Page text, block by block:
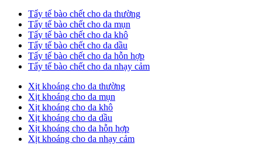
Tẩy tế bào chết cho da thường
Tẩy tế bào chết cho da mụn
Tẩy tế bào chết cho da khô
Tẩy tế bào chết cho da dầu
Tẩy tế bào chết cho da hỗn hợp
Tẩy tế bào chết cho da nhạy cảm
Xịt khoáng cho da thường
Xịt khoáng cho da mụn
Xịt khoáng cho da khô
Xịt khoáng cho da dầu
Xịt khoáng cho da hỗn hợp
Xịt khoáng cho da nhạy cảm